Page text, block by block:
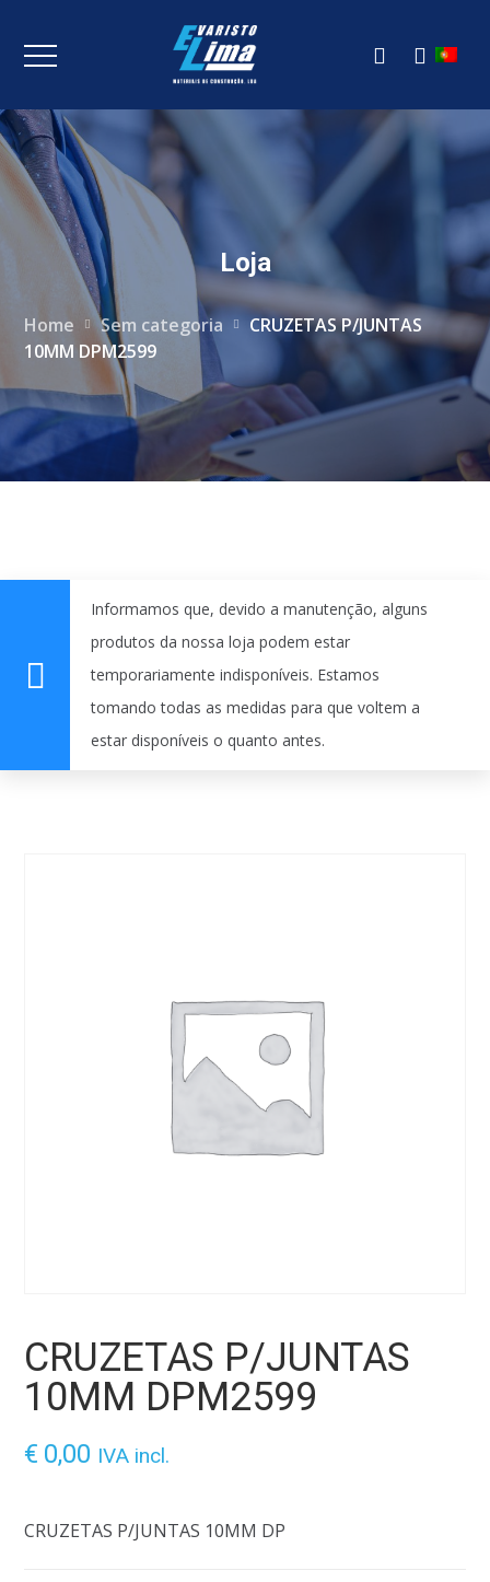
Loja
Home Sem categoria
CRUZETAS P/JUNTAS
10MM DPM2599
Informamos que, devido a manutenção, alguns
produtos da nossa loja podem estar
temporariamente indisponíveis. Estamos
tomando todas as medidas para que voltem a
estar disponíveis o quanto antes.
CRUZETAS P/JUNTAS
10MM DPM2599
€ 0,00 IVA incl.
CRUZETAS P/JUNTAS 10MM DP